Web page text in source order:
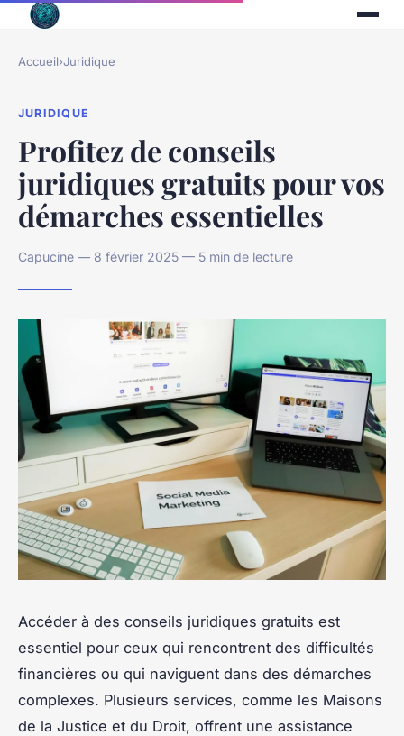
Accueil›Juridique
JURIDIQUE
Profitez de conseils
juridiques gratuits pour vos
démarches essentielles
Capucine — 8 février 2025 — 5 min de lecture
Accéder à des conseils juridiques gratuits est
essentiel pour ceux qui rencontrent des difficultés
financières ou qui naviguent dans des démarches
complexes. Plusieurs services, comme les Maisons
de la Justice et du Droit, offrent une assistance